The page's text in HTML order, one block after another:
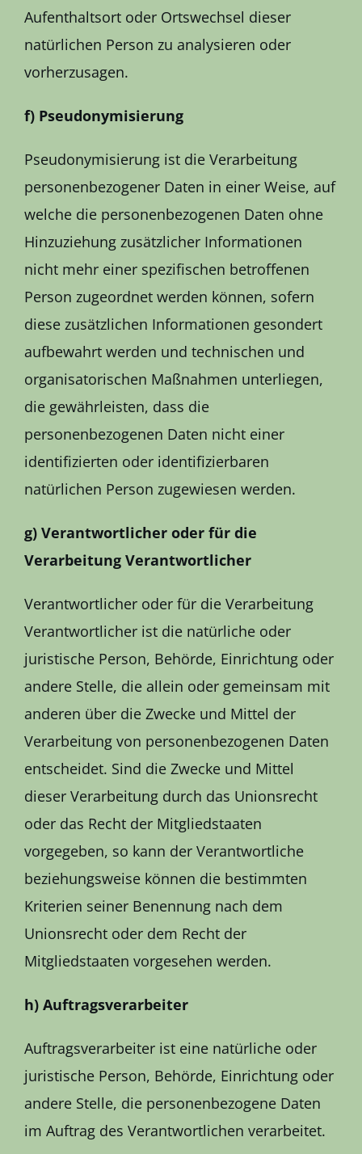
Aufenthaltsort oder Ortswechsel dieser
natürlichen Person zu analysieren oder
vorherzusagen.
f) Pseudonymisierung
Pseudonymisierung ist die Verarbeitung
personenbezogener Daten in einer Weise, auf
welche die personenbezogenen Daten ohne
Hinzuziehung zusätzlicher Informationen
nicht mehr einer spezifischen betroffenen
Person zugeordnet werden können, sofern
diese zusätzlichen Informationen gesondert
aufbewahrt werden und technischen und
organisatorischen Maßnahmen unterliegen,
die gewährleisten, dass die
personenbezogenen Daten nicht einer
identifizierten oder identifizierbaren
natürlichen Person zugewiesen werden.
g) Verantwortlicher oder für die
Verarbeitung Verantwortlicher
Verantwortlicher oder für die Verarbeitung
Verantwortlicher ist die natürliche oder
juristische Person, Behörde, Einrichtung oder
andere Stelle, die allein oder gemeinsam mit
anderen über die Zwecke und Mittel der
Verarbeitung von personenbezogenen Daten
entscheidet. Sind die Zwecke und Mittel
dieser Verarbeitung durch das Unionsrecht
oder das Recht der Mitgliedstaaten
vorgegeben, so kann der Verantwortliche
beziehungsweise können die bestimmten
Kriterien seiner Benennung nach dem
Unionsrecht oder dem Recht der
Mitgliedstaaten vorgesehen werden.
h) Auftragsverarbeiter
Auftragsverarbeiter ist eine natürliche oder
juristische Person, Behörde, Einrichtung oder
andere Stelle, die personenbezogene Daten
im Auftrag des Verantwortlichen verarbeitet.